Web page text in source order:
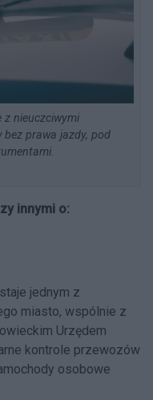
z nieuczciwymi
bez prawa jazdy, pod
innymi o:
jednym z
miasto, wspólnie z
Urzędem
kontrole przewozów
osobowe